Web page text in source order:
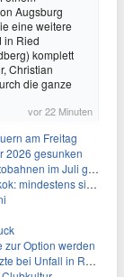
Augsburg
eine weitere
in Ried
komplett
Christian
die ganze
vor 22 Minuten
am Freitag
2026 gesunken
im Juli gestiegen
sieben Tote
zur Option werden
in Rheinland-Pfalz